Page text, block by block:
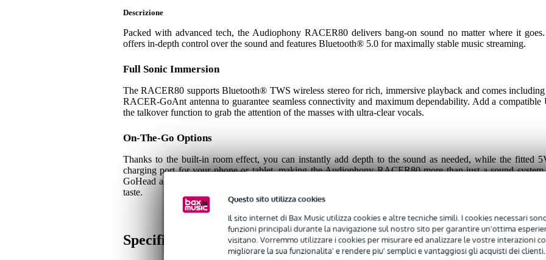
Questo sito utilizza cookies
Il sito internet di Bax Music utilizza cookies e altre tecniche simili. I cookies necessari
funzioni principali durante la navigazione sul nostro sito per garantire un'ottima
visitano. Vorremmo utilizzare i cookies per misurare ed analizzare le vostre interazioni
migliorare la sua funzionalita' e rendere piu' semplici e vantaggiosi gli acquisti dei clienti.
Descrizione
Packed with advanced tech, the Audiophony RACER80 delivers bang-on sound no matter where it
offers in-depth control over the sound and features Bluetooth® 5.0 for maximally stable music streaming.
Full Sonic Immersion
The RACER80 supports Bluetooth® TWS wireless stereo for rich, immersive playback and comes
RACER-GoAnt antenna to guarantee seamless connectivity and maximum dependability. Add a
the talkover function to grab the attention of the masses with ultra-clear vocals.
On-The-Go Options
Thanks to the built-in room effect, you can instantly add depth to the sound as needed, while the fitted
charging port for your phone or tablet, making the Audiophony RACER80 more than just a sound
GoHead accessories, this portable unit unlocks every on-the-go option you might need to tweak your
taste.
Specifiche